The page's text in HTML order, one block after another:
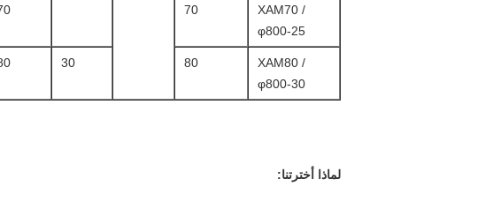
XAM70 /
φ800-25
70
XAM80 /
φ800-30
80
30
لماذا أخترتنا: